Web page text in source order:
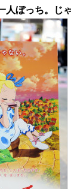
人ぼっち。じゃ